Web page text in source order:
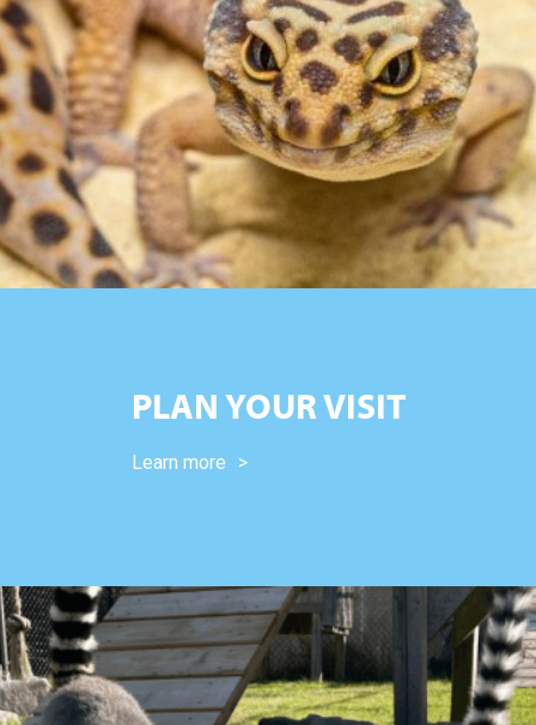
PLAN YOUR VISIT
Learn more